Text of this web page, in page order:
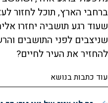
ברחבי הארץ, תוכל לחזור
שעוד רגע תושביה יחזרו
שניצבים לפני התושבים
להחזיר את העיר לחיים?
עוד כתבות בנושא